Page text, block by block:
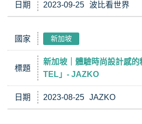
日期 2023-09-25 波比看世界
國家 新加坡
標題
新加坡｜體驗時尚設計感
TEL」- JAZKO
日期 2023-08-25 JAZKO